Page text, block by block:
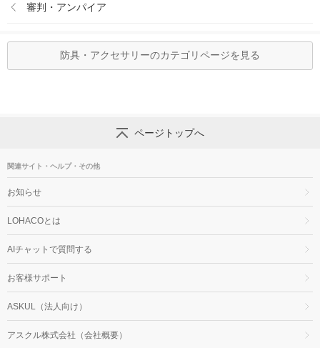
審判・アンパイア
防具・アクセサリーのカテゴリページを見る
ページトップへ
関連サイト・ヘルプ・その他
お知らせ
LOHACOとは
AIチャットで質問する
お客様サポート
ASKUL（法人向け）
アスクル株式会社（会社概要）